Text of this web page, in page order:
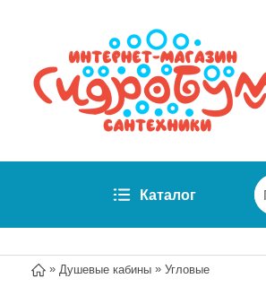
Каталог
» Душевые кабины » Угловые